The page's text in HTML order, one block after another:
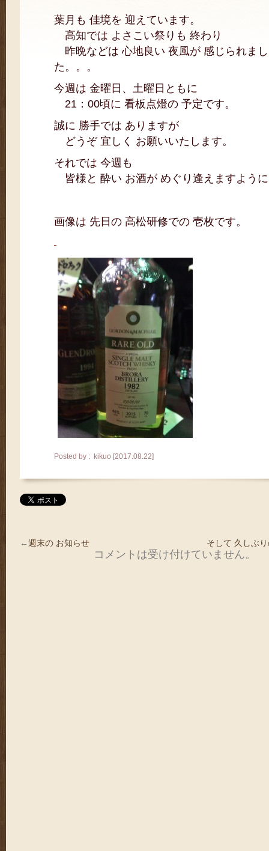
葉月も 佳境を 迎えています。
高知では よさこい祭りも 終わり
昨晩などは 心地良い 夜風が 感じられまし
た。。。
今週は 金曜日、土曜日ともに
21：00頃に 看板点燈の 予定です。
誠に 勝手では ありますが
どうぞ 宜しく お願いいたします。
それでは 今週も
皆様と 酔い お酒が めぐり逢えますよう
画像は 先日の 高松研修での 壱枚です。
Posted by : kikuo [2017.08.22]
←週末の お知らせ そして 久しぶ
コメントは受け付けていません。